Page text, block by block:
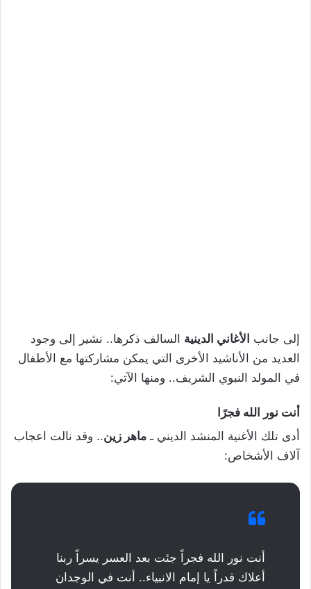
إلى جانب الأغاني الدينية السالف ذكرها.. نشير إلى وجود
العديد من الأناشيد الأخرى التي يمكن مشاركتها مع الأطفال
في المولد النبوي الشريف.. ومنها الآتي:
أنت نور الله فجرًا
أدى تلك الأغنية المنشد الديني ـ ماهر زين.. وقد نالت اعجاب
آلاف الأشخاص:
أنت نور الله فجراً جئت بعد العسر يسراً ربنا
أعلاك قدراً يا إمام الانبياء.. أنت في الوجدان